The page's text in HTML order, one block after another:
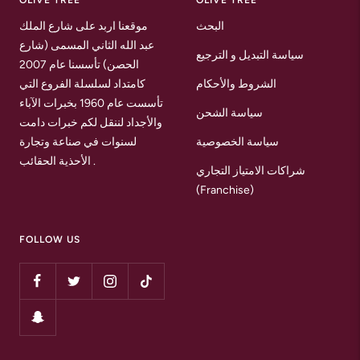
موقعنا اربد على شارع الملك
عبد الله الثاني المسمى (شارع
الحصن) تأسسنا عام 2007
كامتداد لسلسلة الفروع التي
تأسست عام 1960 بخبرات الآباء
والأجداد لننقل لكم خبرات دامت
لسنوات في صناعة وتجارة
الأحذية الحقائب .
البحث
سياسة التبديل و الترجيع
الشروط والأحكام
سياسة الشحن
سياسة الخصوصية
شراكات الامتياز التجاري
(Franchise)
FOLLOW US